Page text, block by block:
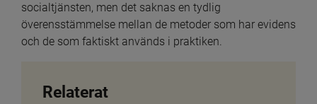
socialtjänsten, men det saknas en tydlig
överensstämmelse mellan de metoder som har evidens
och de som faktiskt används i praktiken.
Relaterat